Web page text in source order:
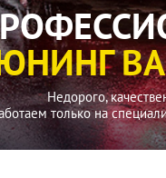
Недорого,
только на